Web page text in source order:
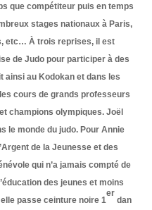
que compétiteur puis en temps
stages nationaux à Paris,
etc… À trois reprises, il est
de Judo pour participer à des
ainsi au Kodokan et dans les
cours de grands professeurs
champions olympiques. Joël
le monde du judo. Pour Annie
de la Jeunesse et des
qui n’a jamais compté de
des jeunes et moins
passe ceinture noire 1
er
dan